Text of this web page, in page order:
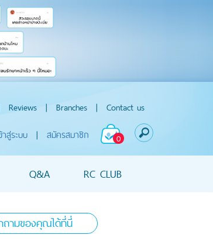
Reviews | Branches | Contact us
0
าสู่ระบบ | สมัครสมาชิก
Q&A RC CLUB
ถามของคุณได้ที่นี่